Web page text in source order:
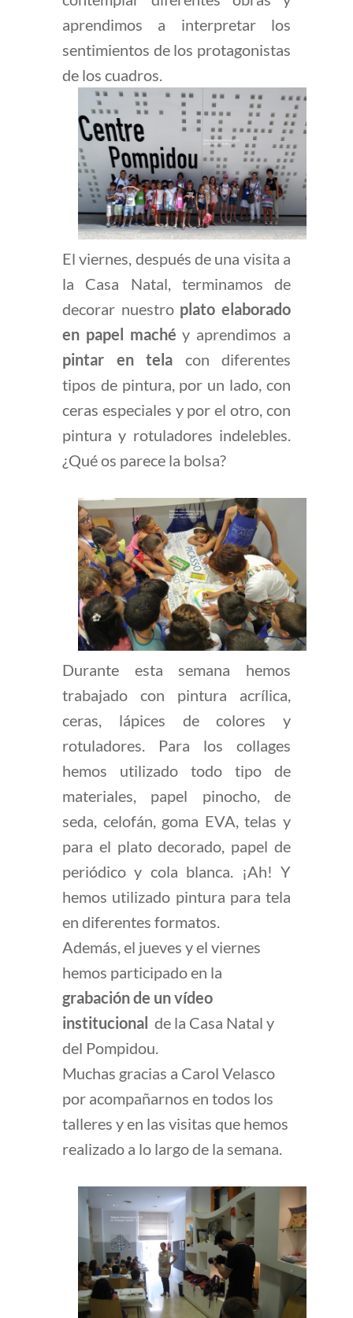
aprendimos a interpretar los
sentimientos de los protagonistas
de los cuadros.
El viernes, después de una visita a
la Casa Natal, terminamos de
decorar nuestro plato elaborado
en papel maché y aprendimos a
pintar en tela con diferentes
tipos de pintura, por un lado, con
ceras especiales y por el otro, con
pintura y rotuladores indelebles.
¿Qué os parece la bolsa?
Durante esta semana hemos
trabajado con pintura acrílica,
ceras, lápices de colores y
rotuladores. Para los collages
hemos utilizado todo tipo de
materiales, papel pinocho, de
seda, celofán, goma EVA, telas y
para el plato decorado, papel de
periódico y cola blanca. ¡Ah! Y
hemos utilizado pintura para tela
en diferentes formatos.
Además, el jueves y el viernes
hemos participado en la
grabación de un vídeo
institucional de la Casa Natal y
del Pompidou.
Muchas gracias a Carol Velasco
por acompañarnos en todos los
talleres y en las visitas que hemos
realizado a lo largo de la semana.